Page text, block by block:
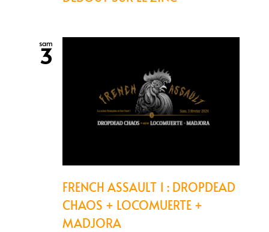
sam
3
FRENCH ASSAULT 1 : DROPDEAD
CHAOS + LOCOMUERTE +
MADJORA